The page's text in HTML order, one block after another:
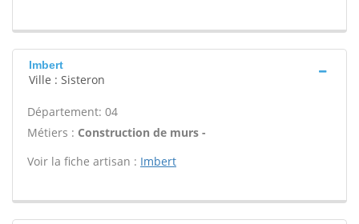
Imbert
Ville : Sisteron
Département: 04
Métiers : Construction de murs -
Voir la fiche artisan : Imbert